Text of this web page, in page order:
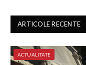
ARTICOLE RECENTE
ACTUALITATE